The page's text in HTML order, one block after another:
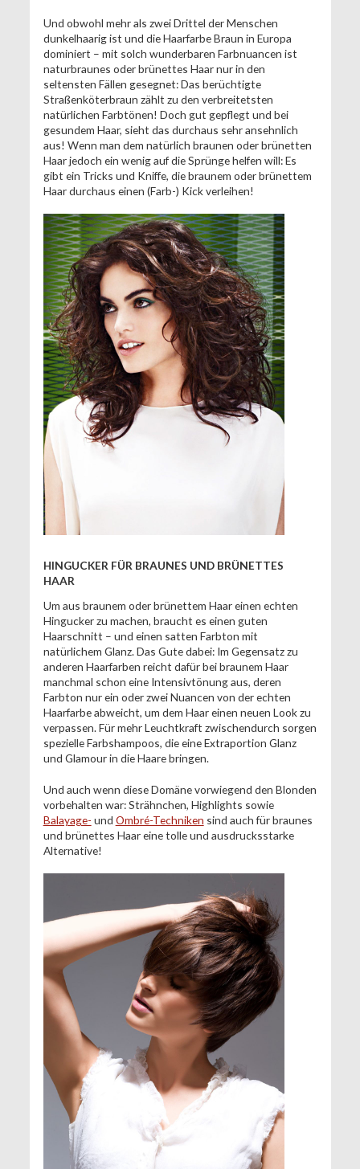
Und obwohl mehr als zwei Drittel der Menschen
dunkelhaarig ist und die Haarfarbe Braun in Europa
dominiert – mit solch wunderbaren Farbnuancen ist
naturbraunes oder brünettes Haar nur in den
seltensten Fällen gesegnet: Das berüchtigte
Straßenköterbraun zählt zu den verbreitetsten
natürlichen Farbtönen! Doch gut gepflegt und bei
gesundem Haar, sieht das durchaus sehr ansehnlich
aus! Wenn man dem natürlich braunen oder brünetten
Haar jedoch ein wenig auf die Sprünge helfen will: Es
gibt ein Tricks und Kniffe, die braunem oder brünettem
Haar durchaus einen (Farb-) Kick verleihen!
HINGUCKER FÜR BRAUNES UND BRÜNETTES
HAAR
Um aus braunem oder brünettem Haar einen echten
Hingucker zu machen, braucht es einen guten
Haarschnitt – und einen satten Farbton mit
natürlichem Glanz. Das Gute dabei: Im Gegensatz zu
anderen Haarfarben reicht dafür bei braunem Haar
manchmal schon eine Intensivtönung aus, deren
Farbton nur ein oder zwei Nuancen von der echten
Haarfarbe abweicht, um dem Haar einen neuen Look zu
verpassen. Für mehr Leuchtkraft zwischendurch sorgen
spezielle Farbshampoos, die eine Extraportion Glanz
und Glamour in die Haare bringen.
Und auch wenn diese Domäne vorwiegend den Blonden
vorbehalten war: Strähnchen, Highlights sowie
Balayage- und Ombré-Techniken sind auch für braunes
und brünettes Haar eine tolle und ausdrucksstarke
Alternative!